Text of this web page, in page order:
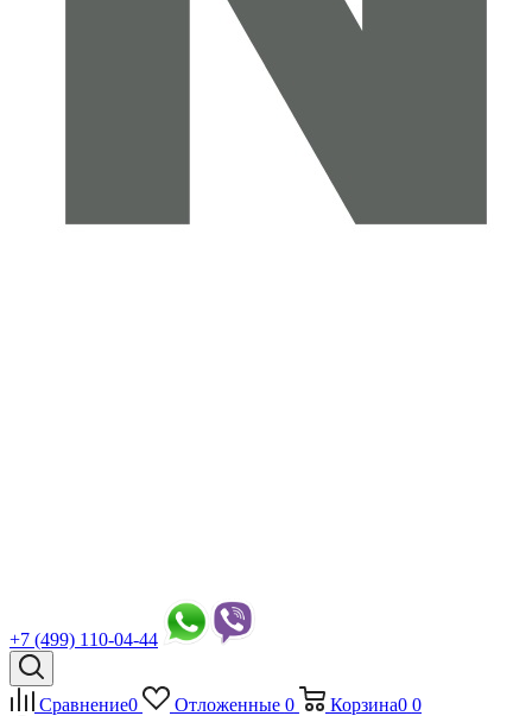
+7 (499) 110-04-44
Сравнение0 Отложенные 0 Корзина0 0